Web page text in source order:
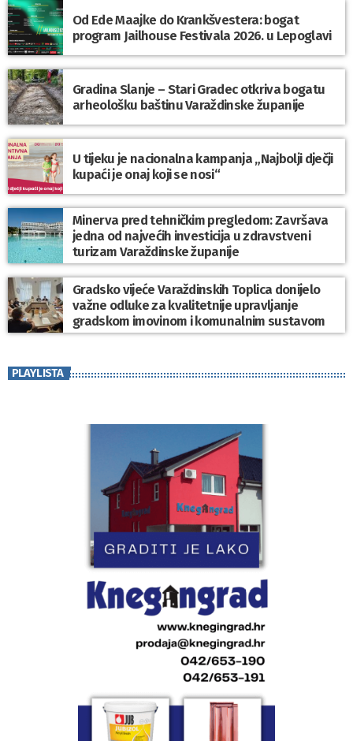
Od Ede Maajke do Krankšvestera: bogat
program Jailhouse Festivala 2026. u Lepoglavi
Gradina Slanje – Stari Gradec otkriva bogatu
arheološku baštinu Varaždinske županije
U tijeku je nacionalna kampanja „Najbolji dječji
kupaći je onaj koji se nosi“
Minerva pred tehničkim pregledom: Završava
jedna od najvećih investicija u zdravstveni
turizam Varaždinske županije
Gradsko vijeće Varaždinskih Toplica donijelo
važne odluke za kvalitetnije upravljanje
gradskom imovinom i komunalnim sustavom
PLAYLISTA